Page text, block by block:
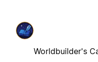
Worldbuilder's